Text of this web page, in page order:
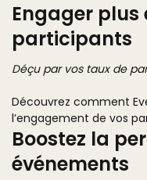
Engager plus
participants
Déçu par vos taux de
Découvrez comment
l’engagement de vos
Boostez la
événements